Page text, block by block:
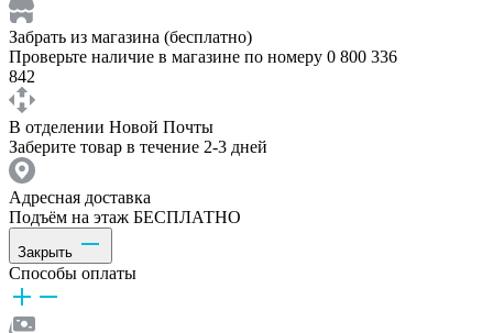
Забрать из магазина (бесплатно)
Проверьте наличие в магазине по номеру 0 800 336
842
В отделении Новой Почты
Заберите товар в течение 2-3 дней
Адресная доставка
Подъём на этаж БЕСПЛАТНО
Закрыть
Способы оплаты